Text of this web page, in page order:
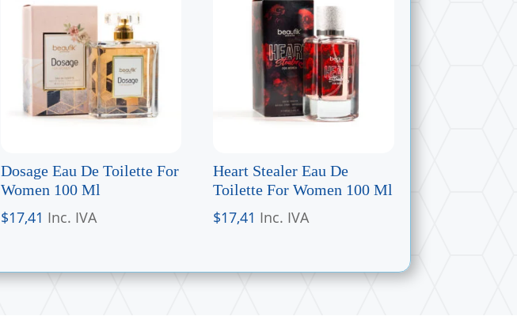
Dosage Eau De Toilette For
Women 100 Ml
$17,41 Inc. IVA
Heart Stealer Eau De
Toilette For Women 100 Ml
$17,41 Inc. IVA